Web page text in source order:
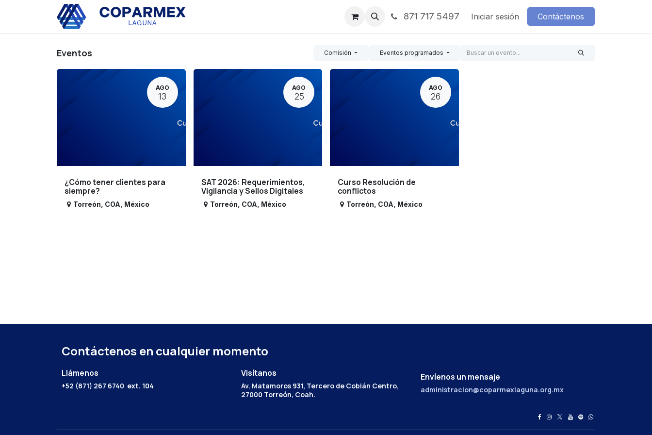
Noticias Contáctenos871 717 5497 Iniciar sesión Contáctenos
Eventos Comisión Eventos programados
AGO
13
¿Cómo tener clientes para
siempre?
Torreón COA México
AGO
25
SAT 2026: Requerimientos,
Vigilancia y Sellos Digitales
Torreón COA México
AGO
26
Curso Resolución de
conflictos
Torreón COA México
Contáctenos en cualquier momento
Llámenos
+52 (871) 267 6740 ext. 104
Envíenos un mensaje
administracion@coparmexlaguna.org.mx
Visítanos
Av. Matamoros 931, Tercero de Cobián Centro,
27000 Torreón, Coah.